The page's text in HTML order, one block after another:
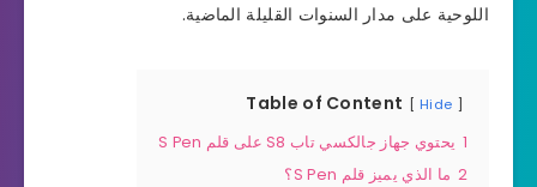
اللوحية على مدار السنوات القليلة الماضية.
Table of Content Hide
1 يحتوي جهاز جالكسي تاب S8 على قلم S Pen
2 ما الذي يميز قلم S Pen؟